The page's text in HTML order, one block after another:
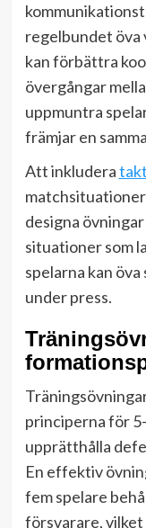
regelbundet öva
kan förbättra
övergångar
uppmuntra
främjar en
Att inkludera
designa
situationer som
spelarna kan
under press.
principerna för
upprätthålla
En effektiv
fem spelare
försvarare, vilket